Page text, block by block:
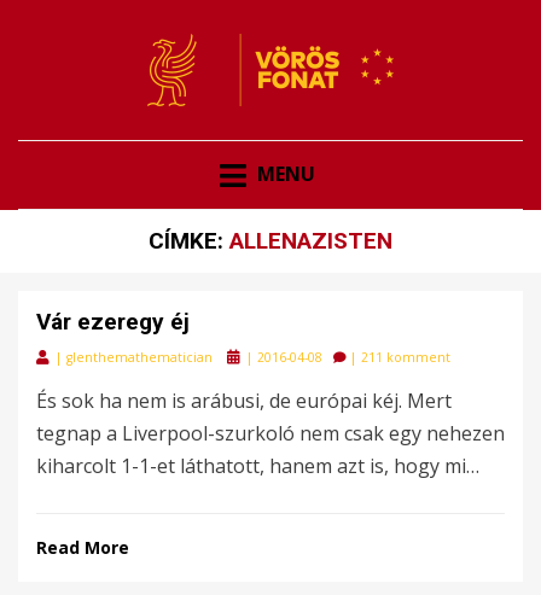
VÖRÖS FONAT
MENU
CÍMKE: ALLENAZISTEN
Vár ezeregy éj
| glenthemathematician
Posted
| 2016-04-08 | 211 komment
És sok ha nem is arábusi, de európai kéj. Mert
tegnap a Liverpool-szurkoló nem csak egy nehezen
kiharcolt 1-1-et láthatott, hanem azt is, hogy mi…
Read More